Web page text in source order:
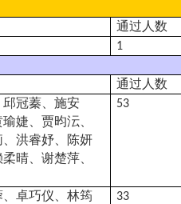
通过人数
1
通过人数
冠蓁、施安
婕、贾昀沄、
洪睿妤、陈妍
晴、谢楚萍、
53
卓巧仪、林筠
33